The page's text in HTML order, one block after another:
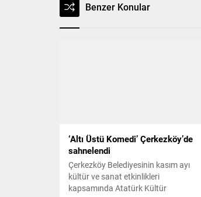
Benzer Konular
‘Altı Üstü Komedi’ Çerkezköy’de
sahnelendi
Çerkezköy Belediyesinin kasım ayı
kültür ve sanat etkinlikleri
kapsamında Atatürk Kültür